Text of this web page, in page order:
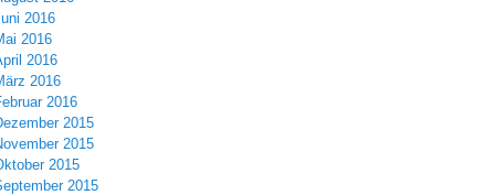
2016
2016
2016
2016
2016
2015
2015
2015
2015